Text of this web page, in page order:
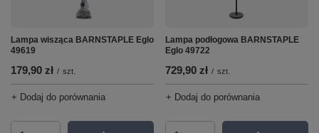
Lampa wisząca BARNSTAPLE Eglo
49619
179,90 zł / szt.
+ Dodaj do porównania
Lampa podłogowa BARNSTAPLE
Eglo 49722
729,90 zł / szt.
+ Dodaj do porównania